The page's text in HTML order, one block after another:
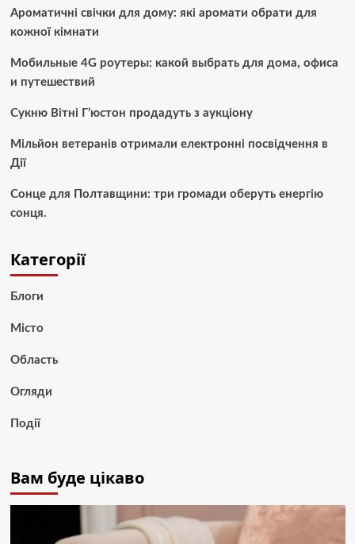
Ароматичні свічки для дому: які аромати обрати для
кожної кімнати
Мобильные 4G роутеры: какой выбрать для дома, офиса
и путешествий
Сукню Вітні Г’юстон продадуть з аукціону
Мільйон ветеранів отримали електронні посвідчення в
Дії
Сонце для Полтавщини: три громади оберуть енергію
сонця.
Категорії
Блоги
Місто
Область
Огляди
Події
Вам буде цікаво